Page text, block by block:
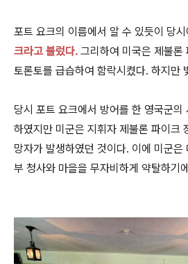
포트 요크의 이름에서 알 수 있듯이 당
크라고 불렀다. 그리하여 미국은 제불론
토론토를 급습하여 함락시켰다. 하지만
당시 포트 요크에서 방어를 한 영국군
하였지만 미군은 지휘자 제불론 파이크
망자가 발생하였던 것이다. 이에 미군은
부 청사와 마을을 무자비하게 약탈하기